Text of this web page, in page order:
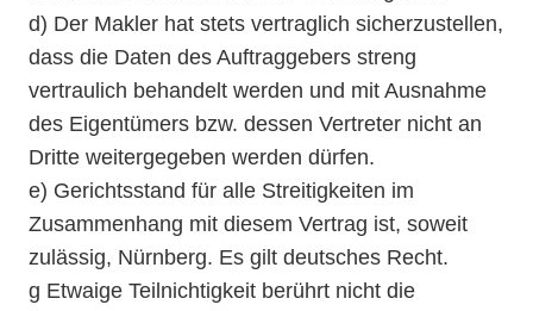
d) Der Makler hat stets vertraglich sicherzustellen,
dass die Daten des Auftraggebers streng
vertraulich behandelt werden und mit Ausnahme
des Eigentümers bzw. dessen Vertreter nicht an
Dritte weitergegeben werden dürfen.
e) Gerichtsstand für alle Streitigkeiten im
Zusammenhang mit diesem Vertrag ist, soweit
zulässig, Nürnberg. Es gilt deutsches Recht.
g Etwaige Teilnichtigkeit berührt nicht die